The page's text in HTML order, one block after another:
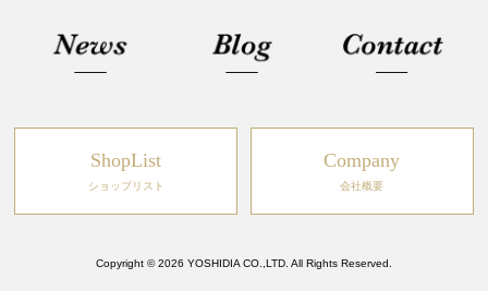
ShopList
ショップリスト
Company
会社概要
Copyright © 2026 YOSHIDIA CO.,LTD. All Rights Reserved.